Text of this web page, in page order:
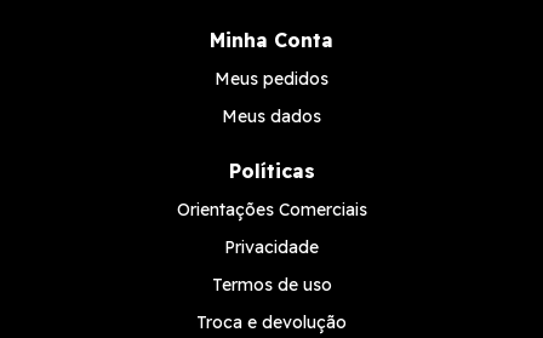
Minha Conta
Meus pedidos
Meus dados
Políticas
Orientações Comerciais
Privacidade
Termos de uso
Troca e devolução